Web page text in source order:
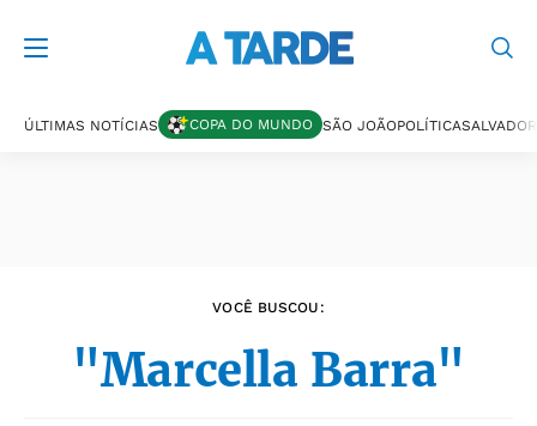
ÚLTIMAS NOTÍCIAS COPA DO MUNDO SÃO JOÃOPOLÍTICASALVADOR
VOCÊ BUSCOU:
"Marcella Barra"